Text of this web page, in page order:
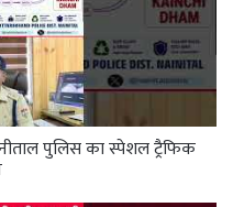
पुलिस का स्पेशल ट्रैफिक